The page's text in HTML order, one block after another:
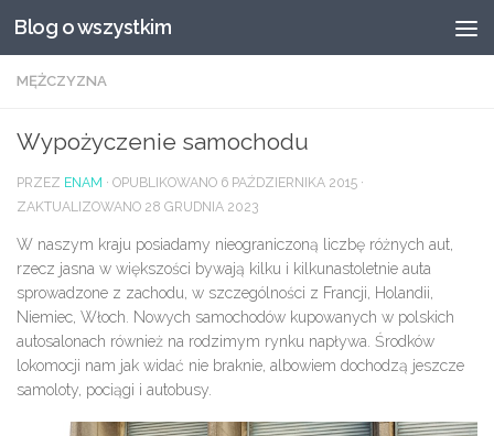
Przeskocz do treści
Blog o wszystkim
MĘŻCZYZNA
Wypożyczenie samochodu
PRZEZ ENAM · OPUBLIKOWANO 6 PAŹDZIERNIKA 2015 ·
ZAKTUALIZOWANO 28 GRUDNIA 2023
W naszym kraju posiadamy nieograniczoną liczbę różnych aut,
rzecz jasna w większości bywają kilku i kilkunastoletnie auta
sprowadzone z zachodu, w szczególności z Francji, Holandii,
Niemiec, Włoch. Nowych samochodów kupowanych w polskich
autosalonach również na rodzimym rynku napływa. Środków
lokomocji nam jak widać nie braknie, albowiem dochodzą jeszcze
samoloty, pociągi i autobusy.